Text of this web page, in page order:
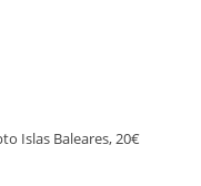
Islas Baleares, 20€